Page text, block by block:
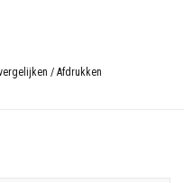
/ Afdrukken